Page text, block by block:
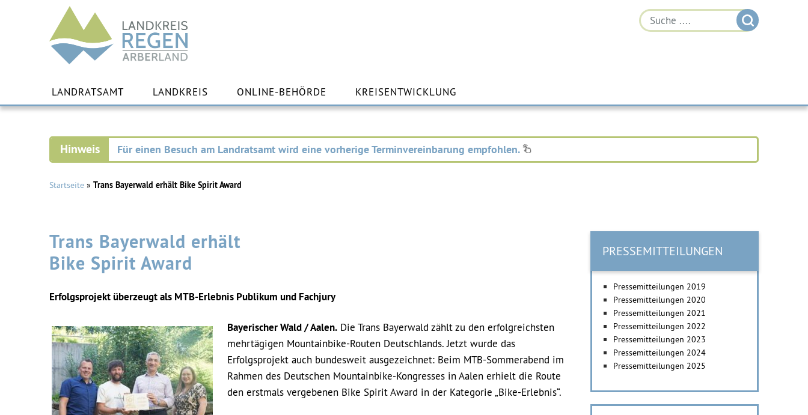
Landkreis
Regen
Inhalt
springen
LANDRATSAMT LANDKREIS ONLINE-BEHÖRDE KREISENTWICKLUNG
Für einen Besuch am Landratsamt wird eine vorherige Terminvereinbarung empfohlen.
Startseite » Trans Bayerwald erhält Bike Spirit Award
Trans Bayerwald erhält
Bike Spirit Award
Erfolgsprojekt überzeugt als MTB-Erlebnis Publikum und Fachjury
Bayerischer Wald / Aalen. Die Trans Bayerwald zählt zu den erfolgreichsten
mehrtägigen Mountainbike-Routen Deutschlands. Jetzt wurde das
Erfolgsprojekt auch bundesweit ausgezeichnet: Beim MTB-Sommerabend im
Rahmen des Deutschen Mountainbike-Kongresses in Aalen erhielt die Route
den erstmals vergebenen Bike Spirit Award in der Kategorie „Bike-Erlebnis“.
PRESSEMITTEILUNGEN
Pressemitteilungen 2019
Pressemitteilungen 2020
Pressemitteilungen 2021
Pressemitteilungen 2022
Pressemitteilungen 2023
Pressemitteilungen 2024
Pressemitteilungen 2025